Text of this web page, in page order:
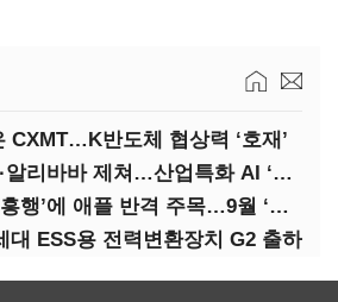
CXMT…K반도체 협상력 ‘호재’
LG 엑사원, 구글·알리바바 제쳐…산업특화 AI ‘속도’
삼성 Z8 역대급 ‘흥행’에 애플 반격 주목…9월 ‘폴더블 대전’
대 ESS용 전력변환장치 G2 출하